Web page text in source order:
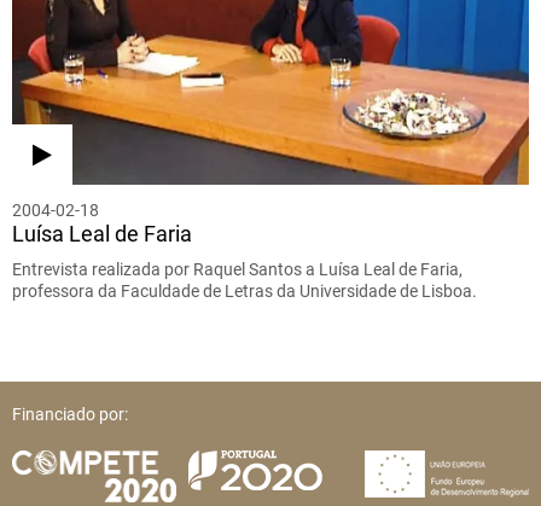
2004-02-18
Luísa Leal de Faria
Entrevista realizada por Raquel Santos a Luísa Leal de Faria,
professora da Faculdade de Letras da Universidade de Lisboa.
Financiado por: